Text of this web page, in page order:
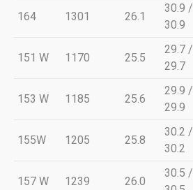
164 1301 26.1
30.9 /
30.9
151 W 1170 25.5
29.7 /
29.7
153 W 1185 25.6
29.9 /
29.9
155W 1205 25.8
30.2 /
30.2
157 W 1239 26.0
30.5 /